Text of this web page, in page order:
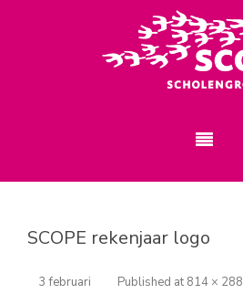
SCOPE rekenjaar logo
Published
3 februari
at 814 × 288